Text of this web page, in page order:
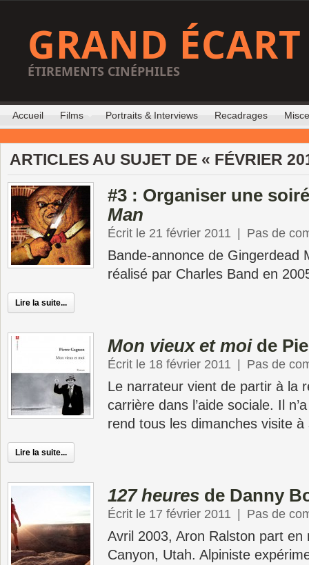
GRAND ÉCART
ÉTIREMENTS CINÉPHILES
Accueil Films Portraits & Interviews Recadrages
ARTICLES AU SUJET DE « FÉVRIER
#3 : Organiser une
Man
Écrit le 21 février 2011 Pas de
Bande-annonce de Gingerdead
réalisé par Charles Band en
Lire la suite...
Mon vieux et moide
Écrit le 18 février 2011 Pas de
Le narrateur vient de partir à la
carrière dans l’aide sociale. Il
rend tous les dimanches visite
Lire la suite...
127 heures de Danny
Écrit le 17 février 2011 Pas de
Avril 2003, Aron Ralston part en
Canyon, Utah. Alpiniste